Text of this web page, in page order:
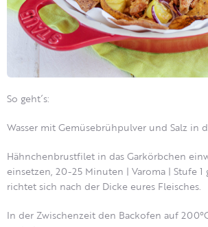
So geht´s:
Wasser mit Gemüsebrühpulver und Salz in
Hähnchenbrustfilet in das Garkörbchen
einsetzen, 20-25 Minuten | Varoma | Stufe 1
richtet sich nach der Dicke eures Fleisches.
In der Zwischenzeit den Backofen auf